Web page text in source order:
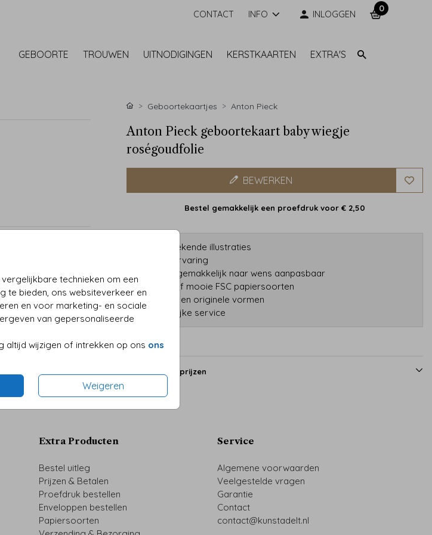
CONTACT INFO INLOGGEN
0
GEBOORTE TROUWEN UITNODIGINGEN KERSTKAARTEN EXTRA'S
technieken om een
te bieden, ons websiteverkeer en
en voor marketing- en sociale
van gepersonaliseerde
altijd wijzigen of intrekken op ons ons
Weigeren
Geboortekaartjes Anton Pieck
Anton Pieck geboortekaart baby wiegje
roségoudfolie
BEWERKEN
Bestel gemakkelijk een proefdruk voor € 2,50
• Handgetekende illustraties
• 90 jaar ervaring
• Designs gemakkelijk naar wens aanpasbaar
• Kwalitatief mooie FSC papiersoorten
• Foliedruk en originele vormen
• Persoonlijke service
Formaten en prijzen
Extra Producten
Bestel uitleg
Prijzen & Betalen
Proefdruk bestellen
Enveloppen bestellen
Papiersoorten
Service
Algemene voorwaarden
Veelgestelde vragen
Garantie
Contact
contact@kunstadelt.nl